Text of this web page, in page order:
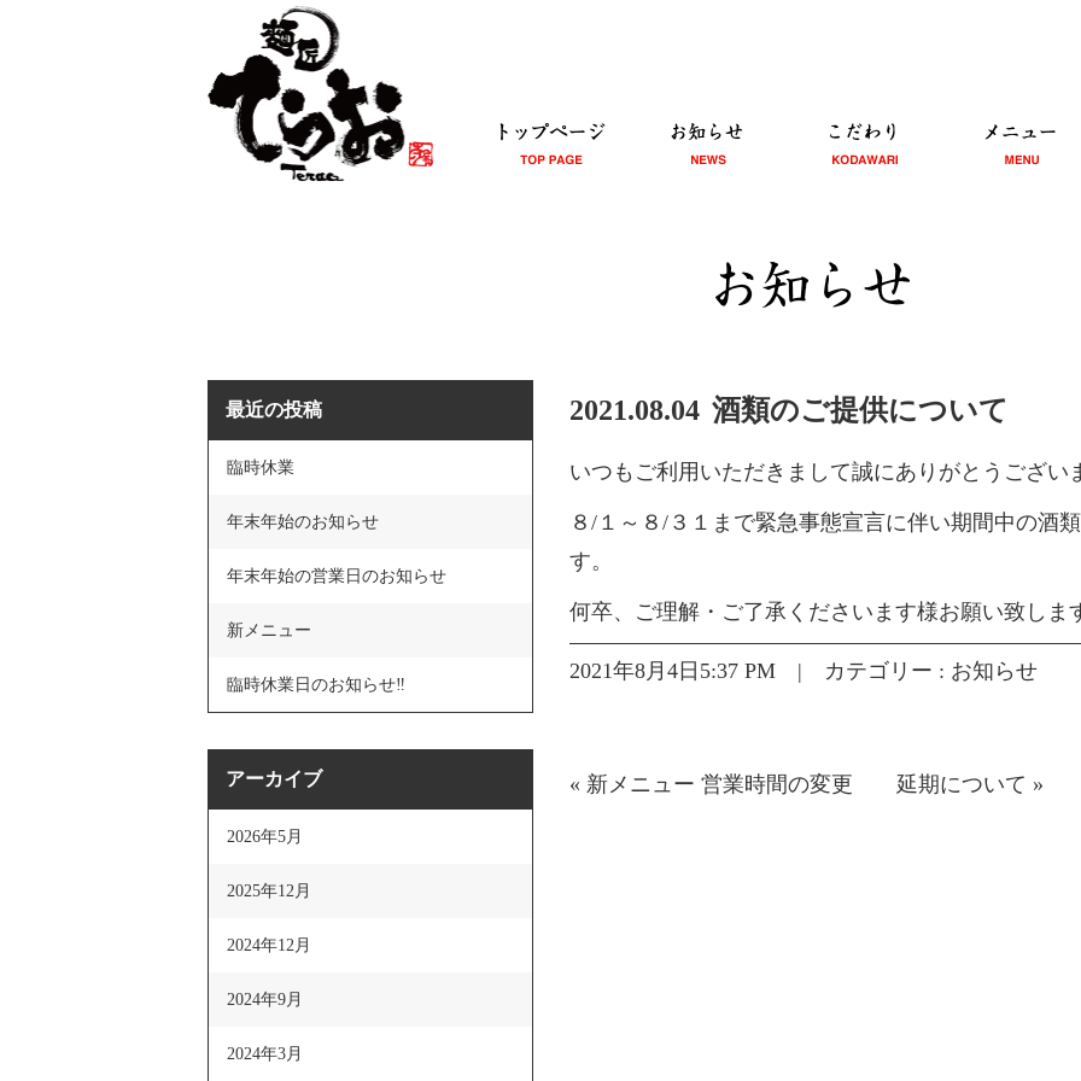
2021.08.04 酒類のご提供について
いつもご利用いただきまして誠にありがとうござい
８/１～８/３１まで緊急事態宣言に伴い期間中の酒
す。
何卒、ご理解・ご了承くださいます様お願い致しま
2021年8月4日5:37 PM | カテゴリー : お知らせ
« 新メニュー 営業時間の変更 延期について »
最近の投稿
臨時休業
年末年始のお知らせ
年末年始の営業日のお知らせ
新メニュー
臨時休業日のお知らせ‼
アーカイブ
2026年5月
2025年12月
2024年12月
2024年9月
2024年3月